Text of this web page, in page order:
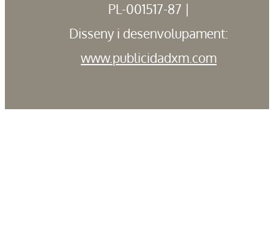
PL-001517-87 |
Disseny i desenvolupament:
www.publicidadxm.com